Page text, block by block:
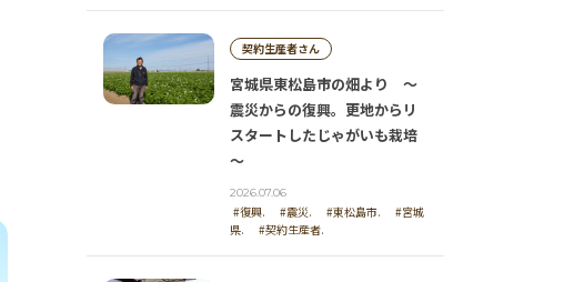
契約生産者さん
宮城県東松島市の畑より ～
震災からの復興。更地からリ
スタートしたじゃがいも栽培
～
2026.07.06
#復興. #震災. #東松島市.
#宮城
県.
#契約生産者.